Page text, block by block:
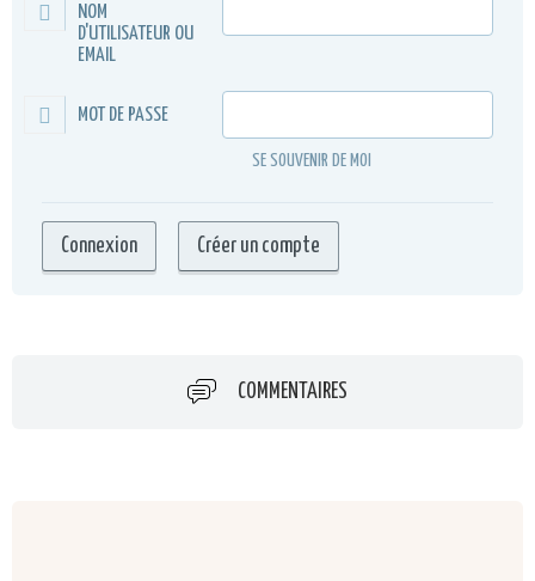
NOM
D'UTILISATEUR OU
EMAIL
MOT DE PASSE
SE SOUVENIR DE MOI
COMMENTAIRES